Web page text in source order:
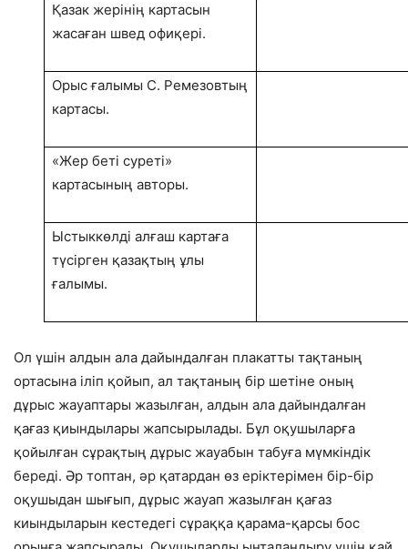
Қазак жерінің картасын
жасаған швед офиқері.
Орыс ғалымы С. Ремезовтың
картасы.
«Жер беті суреті»
картасының авторы.
Ыстыккөлді алғаш картаға
түсірген қазақтың ұлы
ғалымы.
Ол үшін алдын ала дайындалған плакатты тақтаның
ортасына іліп қойып, ал тақтаның бір шетіне оның
дұрыс жауаптары жазылған, алдын ала дайындалған
қағаз қиындылары жапсырылады. Бұл оқушыларға
қойылған сұрақтың дұрыс жауабын табуға мүмкіндік
береді. Әр топтан, әр қатардан өз еріктерімен бір-бір
оқушыдан шығып, дұрыс жауап жазылған қағаз
киындыларын кестедегі сұраққа қарама-қарсы бос